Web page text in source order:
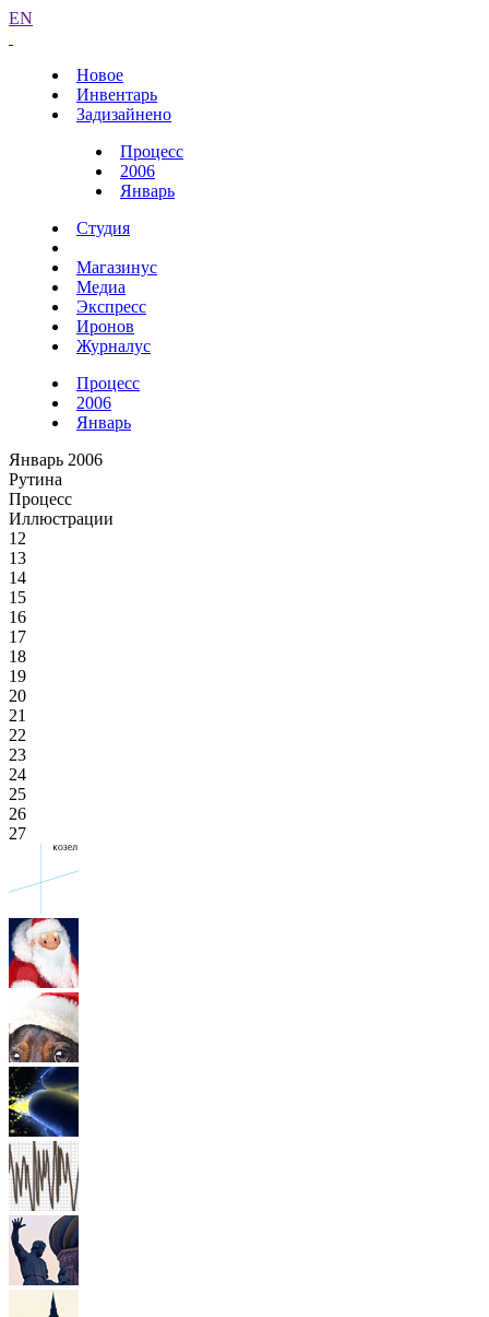
EN
Новое
Инвентарь
Задизайнено
Процесс
2006
Январь
Студия
Магазинус
Медиа
Экспресс
Иронов
Журналус
Процесс
2006
Январь
Январь 2006
Рутина
Процесс
Иллюстрации
12
13
14
15
16
17
18
19
20
21
22
23
24
25
26
27